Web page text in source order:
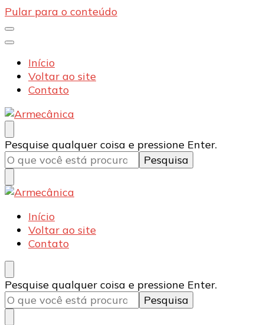
Pular para o conteúdo
Início
Voltar ao site
Contato
Armecânica
Blog
Procurando
algo?
Pesquise qualquer coisa e pressione Enter.
Armecânica
Blog
Início
Voltar ao site
Contato
Procurando
algo?
Pesquise qualquer coisa e pressione Enter.